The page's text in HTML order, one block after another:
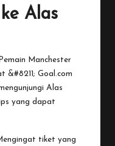
Alas
Manchester
&#8211; Goal.com
Alas
yang dapat
tiket yang